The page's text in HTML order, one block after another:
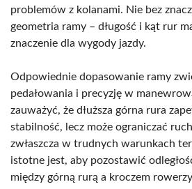
problemów z kolanami. Nie bez
geometria ramy – długość i kąt rur
znaczenie dla wygody jazdy.
Odpowiednie dopasowanie ramy
pedałowania i precyzję w
zauważyć, że dłuższa górna rura
stabilność, lecz może ograniczać
zwłaszcza w trudnych warunkach
istotne jest, aby pozostawić
między górną rurą a kroczem